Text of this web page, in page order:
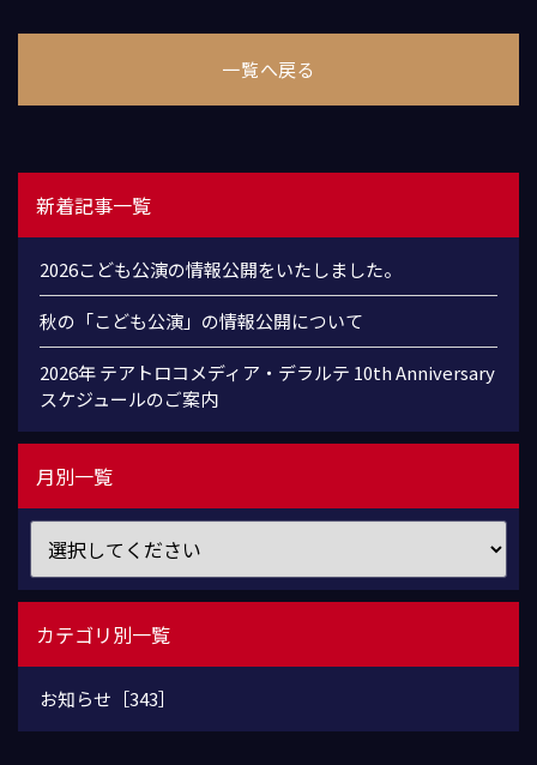
一覧へ戻る
新着記事一覧
2026こども公演の情報公開をいたしました。
秋の「こども公演」の情報公開について
2026年 テアトロコメディア・デラルテ 10th Anniversary
スケジュールのご案内
月別一覧
カテゴリ別一覧
お知らせ［343］